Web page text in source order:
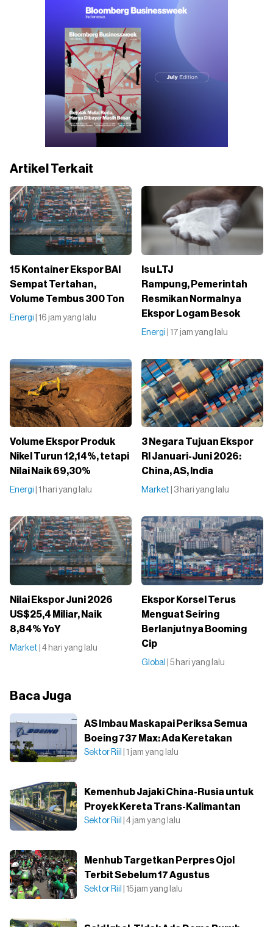
Artikel Terkait
15 Kontainer Ekspor BAI
Sempat Tertahan,
Volume Tembus 300 Ton
Energi | 16 jam yang lalu
Isu LTJ
Rampung, Pemerintah
Resmikan Normalnya
Ekspor Logam Besok
Energi | 17 jam yang lalu
Volume Ekspor Produk
Nikel Turun 12,14%, tetapi
Nilai Naik 69,30%
Energi | 1 hari yang lalu
3 Negara Tujuan Ekspor
RI Januari-Juni 2026:
China, AS, India
Market | 3 hari yang lalu
Nilai Ekspor Juni 2026
US$25,4 Miliar, Naik
8,84% YoY
Market | 4 hari yang lalu
Ekspor Korsel Terus
Menguat Seiring
Berlanjutnya Booming
Cip
Global | 5 hari yang lalu
Baca Juga
AS Imbau Maskapai Periksa Semua
Boeing 737 Max: Ada Keretakan
Sektor Riil | 1 jam yang lalu
Kemenhub Jajaki China-Rusia untuk
Proyek Kereta Trans-Kalimantan
Sektor Riil | 4 jam yang lalu
Menhub Targetkan Perpres Ojol
Terbit Sebelum 17 Agustus
Sektor Riil | 15 jam yang lalu